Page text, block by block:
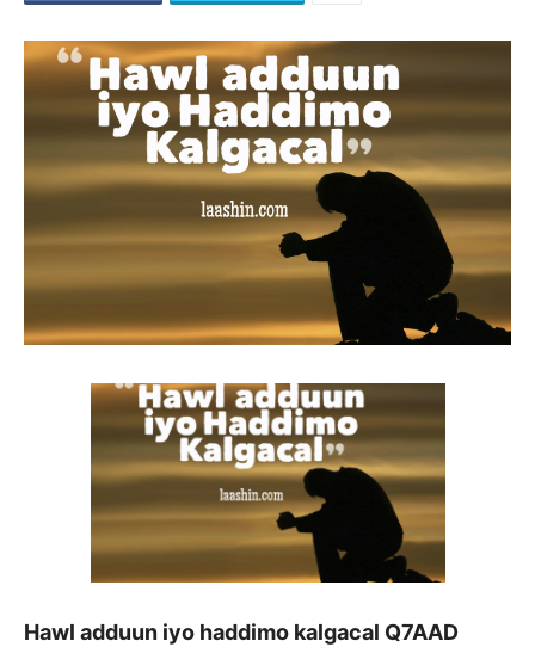
Hawl adduun iyo haddimo kalgacal Q7AAD